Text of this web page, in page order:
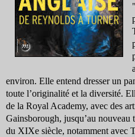
environ. Elle entend dresser un
toute l’originalité et la diversité.
de la Royal Academy, avec des
Gainsborough, jusqu’au nouveau
du XIXe siècle, notamment avec